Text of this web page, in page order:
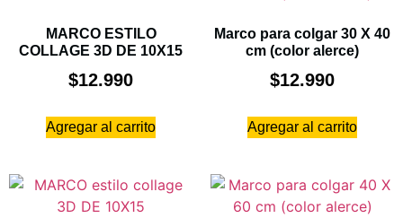
MARCO ESTILO
COLLAGE 3D DE 10X15
$12.990
Agregar al carrito
Marco para colgar 30 X 40
cm (color alerce)
$12.990
Agregar al carrito